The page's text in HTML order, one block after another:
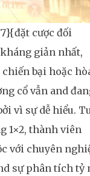
cược đối
giản nhất,
bại hoặc
cổ vẫn and
vì sự dễ hiểu.
1×2, thành viên
với chuyên
sự phân tích tỷ